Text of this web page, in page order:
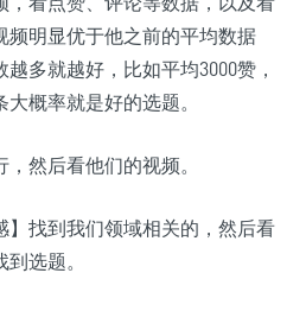
频明显优于他之前的平均数据
多就越好，比如平均3000赞，
概率就是好的选题。
然后看他们的视频。
找到我们领域相关的，然后看
选题。